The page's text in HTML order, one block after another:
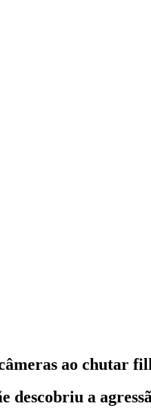
ao chutar
descobriu a